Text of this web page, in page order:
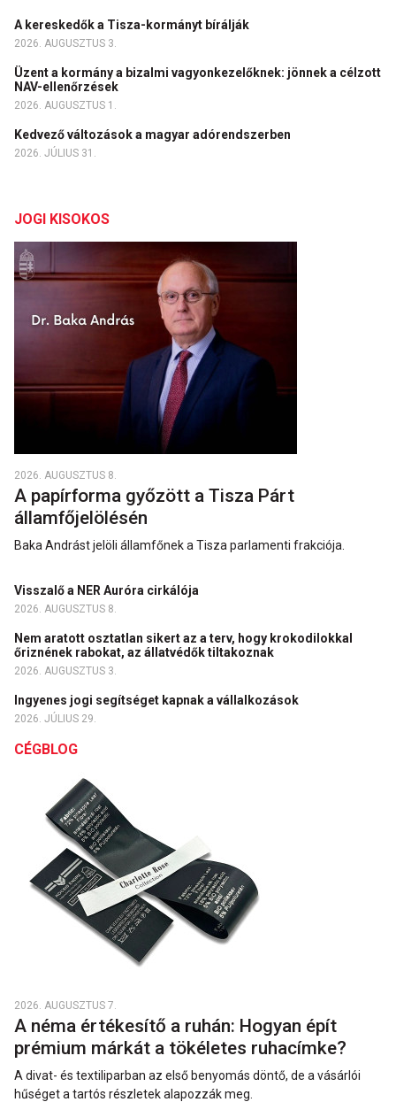
A kereskedők a Tisza-kormányt bírálják
2026. AUGUSZTUS 3.
Üzent a kormány a bizalmi vagyonkezelőknek: jönnek a célzott
NAV-ellenőrzések
2026. AUGUSZTUS 1.
Kedvező változások a magyar adórendszerben
2026. JÚLIUS 31.
JOGI KISOKOS
2026. AUGUSZTUS 8.
A papírforma győzött a Tisza Párt
államfőjelölésén
Baka Andrást jelöli államfőnek a Tisza parlamenti frakciója.
Visszalő a NER Auróra cirkálója
2026. AUGUSZTUS 8.
Nem aratott osztatlan sikert az a terv, hogy krokodilokkal
őriznének rabokat, az állatvédők tiltakoznak
2026. AUGUSZTUS 3.
Ingyenes jogi segítséget kapnak a vállalkozások
2026. JÚLIUS 29.
CÉGBLOG
2026. AUGUSZTUS 7.
A néma értékesítő a ruhán: Hogyan épít
prémium márkát a tökéletes ruhacímke?
A divat- és textiliparban az első benyomás döntő, de a vásárlói
hűséget a tartós részletek alapozzák meg.